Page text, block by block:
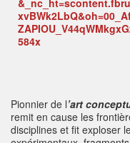
Pionnier de l’art
remit en cause les
disciplines et fit exploser